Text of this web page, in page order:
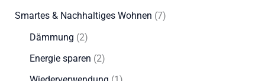
Smartes & Nachhaltiges Wohnen (7)
Dämmung (2)
Energie sparen (2)